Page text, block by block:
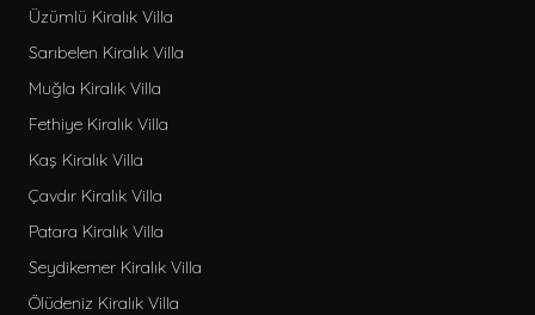
Üzümlü Kiralık Villa
Sarıbelen Kiralık Villa
Muğla Kiralık Villa
Fethiye Kiralık Villa
Kaş Kiralık Villa
Çavdır Kiralık Villa
Patara Kiralık Villa
Seydikemer Kiralık Villa
Ölüdeniz Kiralık Villa